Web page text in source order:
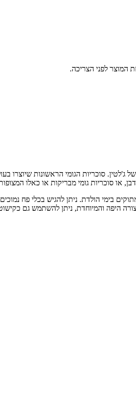
המוצר לפני הצריכה.
ג'לטין. סוכריות הגומי הראשונות
או סוכריות גומי מבריקות או כאלו
בימי הולדת. ניתן להגיש בכלי פח
היפה והמיוחדת, ניתן להשתמש גם